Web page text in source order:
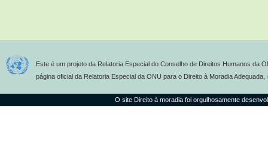
Este é um projeto da Relatoria Especial do Conselho de Direitos Humanos da
página oficial da Relatoria Especial da ONU para o Direito à Moradia Adequada,
O site Direito à moradia foi orgulhosamente